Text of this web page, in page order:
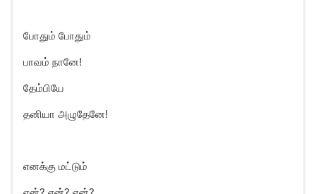
போதும் போதும்
பாவம் நானே!
தேம்பியே
தனியா அழுதேனே!
எனக்கு மட்டும்